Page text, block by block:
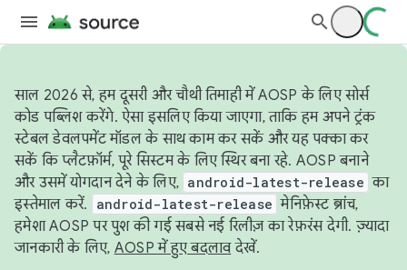
साल 2026 से, हम दूसरी और चौथी तिमाही में AOSP के लिए सोर्स
कोड पब्लिश करेंगे. ऐसा इसलिए किया जाएगा, ताकि हम अपने ट्रंक
स्टेबल डेवलपमेंट मॉडल के साथ काम कर सकें और यह पक्का कर
सकें कि प्लैटफ़ॉर्म, पूरे सिस्टम के लिए स्थिर बना रहे. AOSP बनाने
और उसमें योगदान देने के लिए, android-latest-release का
इस्तेमाल करें.
android-latest-release मेनिफ़ेस्ट ब्रांच,
हमेशा AOSP पर पुश की गई सबसे नई रिलीज़ का रेफ़रंस देगी. ज़्यादा
जानकारी के लिए, AOSP में हुए बदलावदेखें.